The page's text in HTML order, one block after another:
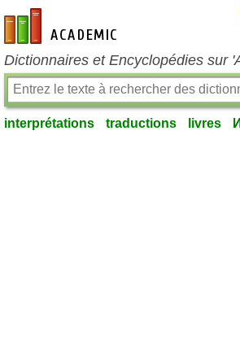
fr-academic.com
Dictionnaires et Encyclopédies sur
interprétations traductions livres